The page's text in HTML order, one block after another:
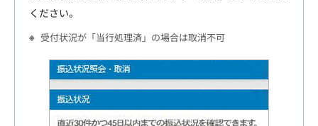
ください。
受付状況が「当行処理済」の場合は取消不可